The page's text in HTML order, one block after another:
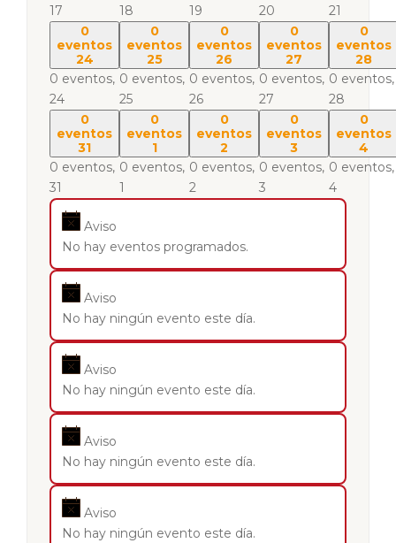
17
18
19
20
21
0
eventos
24
0 eventos,
24
0
eventos
25
0 eventos,
25
0
eventos
26
0 eventos,
26
0
eventos
27
0 eventos,
27
0
eventos
28
0 eventos,
28
0
eventos
31
0 eventos,
31
0
eventos
1
0 eventos,
1
0
eventos
2
0 eventos,
2
0
eventos
3
0 eventos,
3
0
eventos
4
0 eventos,
4
Aviso
No hay eventos programados.
Aviso
No hay ningún evento este día.
Aviso
No hay ningún evento este día.
Aviso
No hay ningún evento este día.
Aviso
No hay ningún evento este día.